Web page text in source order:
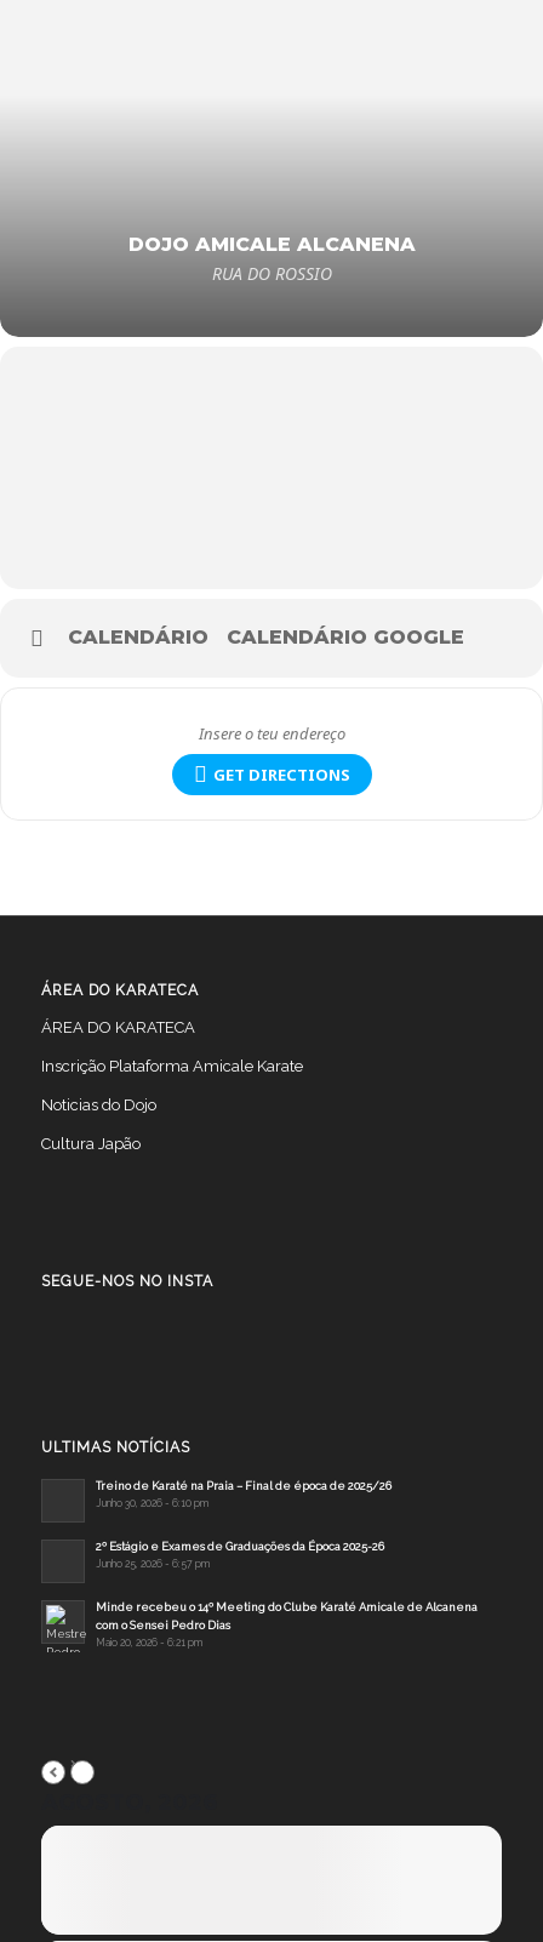
DOJO AMICALE ALCANENA
RUA DO ROSSIO
CALENDÁRIO CALENDÁRIO GOOGLE
GET DIRECTIONS
ÁREA DO KARATECA
ÁREA DO KARATECA
Inscrição Plataforma Amicale Karate
Noticias do Dojo
Cultura Japão
SEGUE-NOS NO INSTA
ULTIMAS NOTÍCIAS
Treino de Karaté na Praia – Final de época de 2025/26
Junho 30, 2026 - 6:10 pm
2º Estágio e Exames de Graduações da Época 2025-26
Junho 25, 2026 - 6:57 pm
Minde recebeu o 14º Meeting do Clube Karaté Amicale de Alcanena
com o Sensei Pedro Dias
Maio 20, 2026 - 6:21 pm